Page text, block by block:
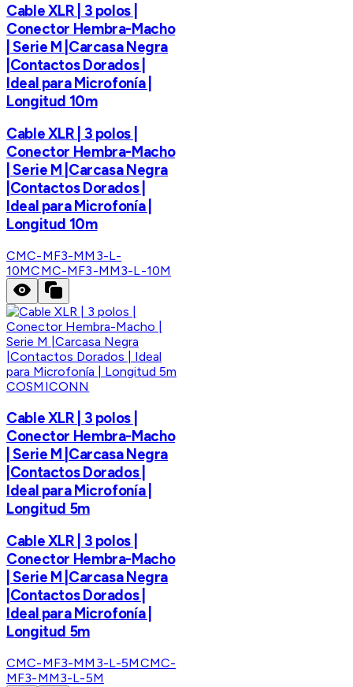
Cable XLR | 3 polos |
Conector Hembra-Macho
| Serie M |Carcasa Negra
|Contactos Dorados |
Ideal para Microfonía |
Longitud 10m
Cable XLR | 3 polos |
Conector Hembra-Macho
| Serie M |Carcasa Negra
|Contactos Dorados |
Ideal para Microfonía |
Longitud 10m
CMC-MF3-MM3-L-
10MCMC-MF3-MM3-L-10M
COSMICONN
Cable XLR | 3 polos |
Conector Hembra-Macho
| Serie M |Carcasa Negra
|Contactos Dorados |
Ideal para Microfonía |
Longitud 5m
Cable XLR | 3 polos |
Conector Hembra-Macho
| Serie M |Carcasa Negra
|Contactos Dorados |
Ideal para Microfonía |
Longitud 5m
CMC-MF3-MM3-L-5MCMC-
MF3-MM3-L-5M